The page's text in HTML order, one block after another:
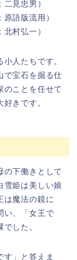
下働きとして
姫は美しい娘
魔法の鏡に
でした。
す」と答えま
れてくれまし
る日小人たちが
ゴ売りの老婆
姫は毒により
小人たち。白雪